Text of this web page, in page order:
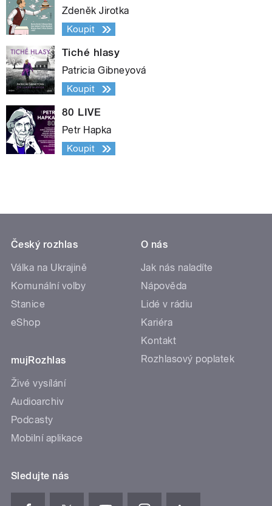
Zdeněk Jirotka
Koupit
Tiché hlasy
Patricia Gibneyová
Koupit
80 LIVE
Petr Hapka
Koupit
Český rozhlas
Válka na Ukrajině
Komunální volby
Stanice
eShop
mujRozhlas
Živé vysílání
Audioarchiv
Podcasty
Mobilní aplikace
O nás
Jak nás naladíte
Nápověda
Lidé v rádiu
Kariéra
Kontakt
Rozhlasový poplatek
Sledujte nás